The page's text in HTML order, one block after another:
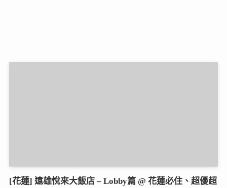
[花蓮] 遠雄悅來大飯店 – Lobby篇 @ 花蓮必住、超優超